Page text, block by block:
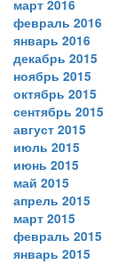
март 2016
февраль 2016
январь 2016
декабрь 2015
ноябрь 2015
октябрь 2015
сентябрь 2015
август 2015
июль 2015
июнь 2015
май 2015
апрель 2015
март 2015
февраль 2015
январь 2015